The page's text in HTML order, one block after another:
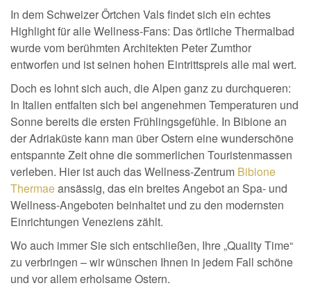
In dem Schweizer Örtchen Vals findet sich ein echtes
Highlight für alle Wellness-Fans: Das örtliche Thermalbad
wurde vom berühmten Architekten Peter Zumthor
entworfen und ist seinen hohen Eintrittspreis alle mal wert.
Doch es lohnt sich auch, die Alpen ganz zu durchqueren:
In Italien entfalten sich bei angenehmen Temperaturen und
Sonne bereits die ersten Frühlingsgefühle. In Bibione an
der Adriaküste kann man über Ostern eine wunderschöne
entspannte Zeit ohne die sommerlichen Touristenmassen
verleben. Hier ist auch das Wellness-Zentrum Bibione
Thermaeansässig, das ein breites Angebot an Spa- und
Wellness-Angeboten beinhaltet und zu den modernsten
Einrichtungen Veneziens zählt.
Wo auch immer Sie sich entschließen, Ihre „Quality Time“
zu verbringen – wir wünschen Ihnen in jedem Fall schöne
und vor allem erholsame Ostern.